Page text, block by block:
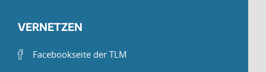
VERNETZEN
Facebookseite der TLM